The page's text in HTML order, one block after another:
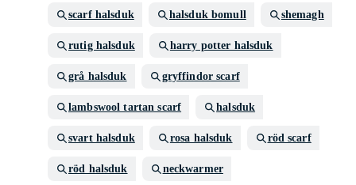
scarf halsduk halsduk bomull shemagh
rutig halsduk harry potter halsduk
grå halsduk gryffindor scarf
lambswool tartan scarf halsduk
svart halsduk rosa halsduk röd scarf
röd halsduk neckwarmer